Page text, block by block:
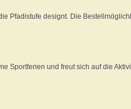
Pfadistufe designt. Die
Sportferien und freut sich auf die